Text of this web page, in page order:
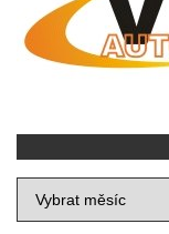
Archiv
zpráv